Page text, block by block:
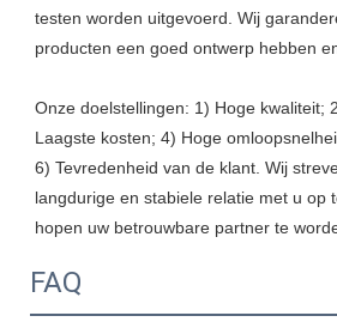
testen worden uitgevoerd. Wij
producten een goed ontwerp hebben
Onze doelstellingen: 1) Hoge kwaliteit;
Laagste kosten; 4) Hoge
6) Tevredenheid van de klant. Wij
langdurige en stabiele relatie met u op
FAQ